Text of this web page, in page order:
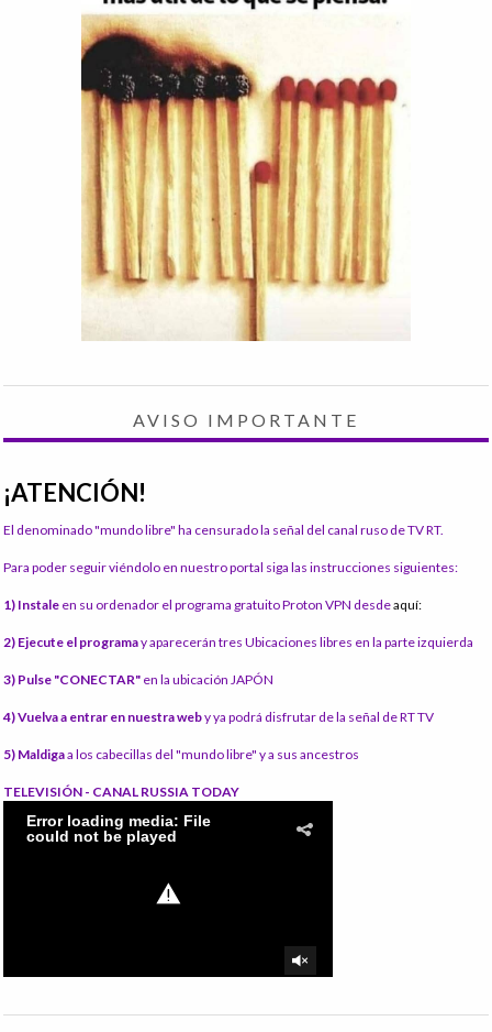
AVISO IMPORTANTE
¡ATENCIÓN!
El denominado "mundo libre" ha censurado la señal del canal ruso de TV RT.
Para poder seguir viéndolo en nuestro portal siga las instrucciones siguientes:
1) Instale en su ordenador el programa gratuito Proton VPN desdeaquí:
2) Ejecute el programay aparecerán tres Ubicaciones libres en la parte izquierda
3) Pulse "CONECTAR" en la ubicación JAPÓN
4) Vuelva a entrar en nuestra weby ya podrá disfrutar de la señal de RT TV
5) Maldigaa los cabecillas del "mundo libre" y a sus ancestros
TELEVISIÓN - CANAL RUSSIA TODAY